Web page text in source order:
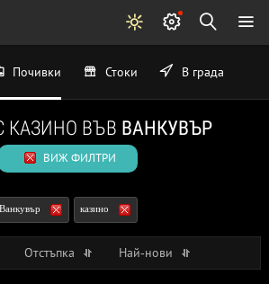
Почивки Стоки В града
КАЗИНО ВЪВ ВАНКУВЪР
ВИЖ ФИЛТРИ
Ванкувър казино
Отстъпка Най-нови